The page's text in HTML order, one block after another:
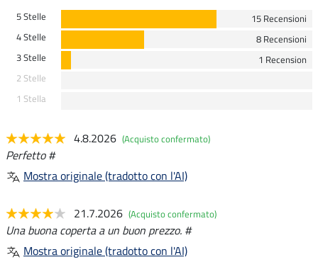
5 Stelle
15 Recensioni
4 Stelle
8 Recensioni
3 Stelle
1 Recension
2 Stelle
1 Stella
4.8.2026 (Acquisto confermato)
Perfetto #
Mostra originale (tradotto con l'AI)
21.7.2026 (Acquisto confermato)
Una buona coperta a un buon prezzo. #
Mostra originale (tradotto con l'AI)